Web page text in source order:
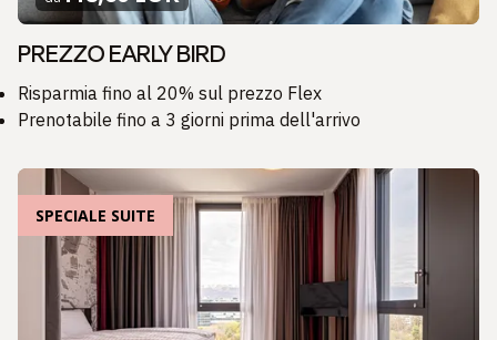
PREZZO EARLY BIRD
Risparmia fino al 20% sul prezzo Flex
Prenotabile fino a 3 giorni prima dell'arrivo
SPECIALE SUITE